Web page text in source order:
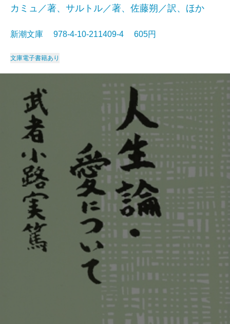
カミュ／著、サルトル／著、佐藤朔／訳、ほか
新潮文庫 978-4-10-211409-4 605円
文庫電子書籍あり